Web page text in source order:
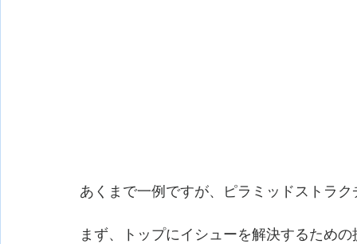
あくまで一例ですが、ピラミッドストラ
まず、トップにイシューを解決するため